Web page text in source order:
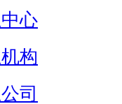
心
构
司